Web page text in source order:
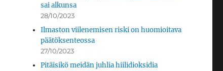
sai alkunsa
28/10/2023
Ilmaston viilenemisen riski on huomioitava
päätöksenteossa
27/10/2023
Pitäisikö meidän juhlia hiilidioksidia